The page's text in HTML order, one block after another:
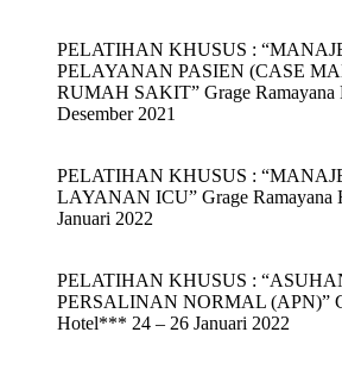
PELATIHAN KHUSUS :
PELAYANAN PASIEN (CASE
RUMAH SAKIT” Grage
Desember 2021
PELATIHAN KHUSUS :
LAYANAN ICU” Grage Ramayana
Januari 2022
PELATIHAN KHUSUS :
PERSALINAN NORMAL (APN)”
Hotel*** 24 – 26 Januari 2022